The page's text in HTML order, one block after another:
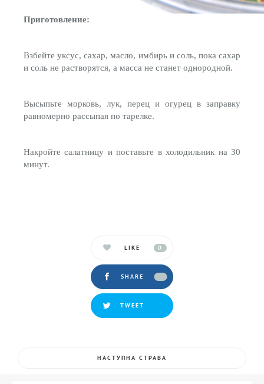
Приготовление:
Взбейте уксус, сахар, масло, имбирь и соль, пока сахар
и соль не растворятся, а масса не станет однородной.
Высыпьте морковь, лук, перец и огурец в заправку
равномерно рассыпая по тарелке.
Накройте салатницу и поставьте в холодильник на 30
минут.
LIKE 0
SHARE
TWEET
НАСТУПНА СТРАВА